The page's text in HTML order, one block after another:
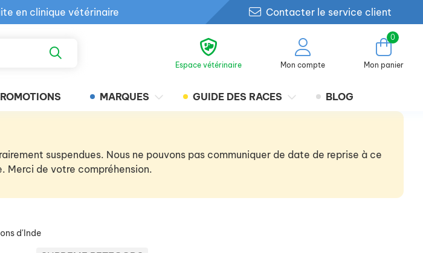
en clinique vétérinaire
gratuit en clinique
Contacter le service client
Espace vétérinaire Mon compte
0
Mon panier
MARQUES GUIDE DES RACES BLOG
suspendues. Nous ne pouvons pas communiquer de date de reprise à ce
Merci de votre compréhension.
d'Inde